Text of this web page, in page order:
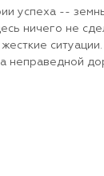
успеха --
ничего не
неправедной